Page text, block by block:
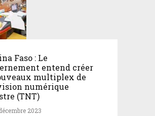
Faso : Le
entend créer
multiplex de
numérique
(TNT)
2023